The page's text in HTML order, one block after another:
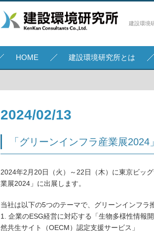
建設環境
HOME 建設環境研究所とは
2024/02/13
「グリーンインフラ産業展
2024年2月20日（火）～22日（木）に東京ビッ
業展2024」に出展します。
当社は以下の5つのテーマで、グリーンインフラ
1. 企業のESG経営に対応する「生物多様性情報
然共生サイト（OECM）認定支援サービス」